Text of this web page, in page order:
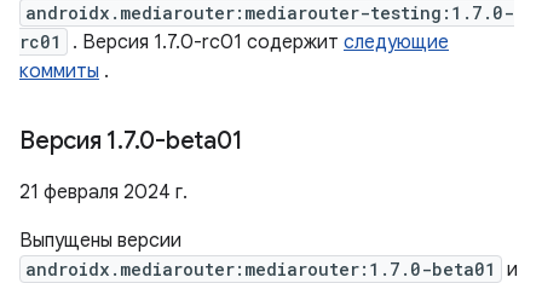
androidx.mediarouter:mediarouter-testing:1.7.0-
rc01
. Версия 1.7.0-rc01 содержит следующие
коммиты .
Версия 1.7.0-beta01
21 февраля 2024 г.
Выпущены версии
androidx.mediarouter:mediarouter:1.7.0-beta01 и